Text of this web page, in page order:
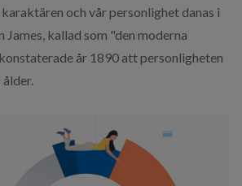
och vår personlighet danas i
James, kallad som "den moderna
år 1890 att personligheten